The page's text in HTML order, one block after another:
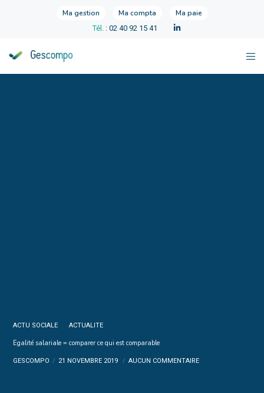
Ma gestion Ma compta Ma paie
Tél. : 02 40 92 15 41
ACTU SOCIALE ACTUALITE
Egalité salariale = comparer ce qui est comparable
GESCOMPO 21 NOVEMBRE 2019 AUCUN COMMENTAIRE